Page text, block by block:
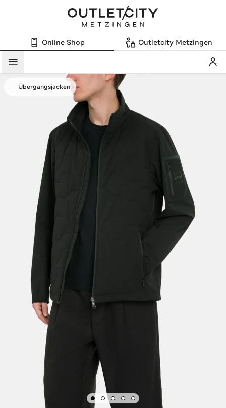
Online Shop Outletcity Metzingen
Menü
Übergangsjacken